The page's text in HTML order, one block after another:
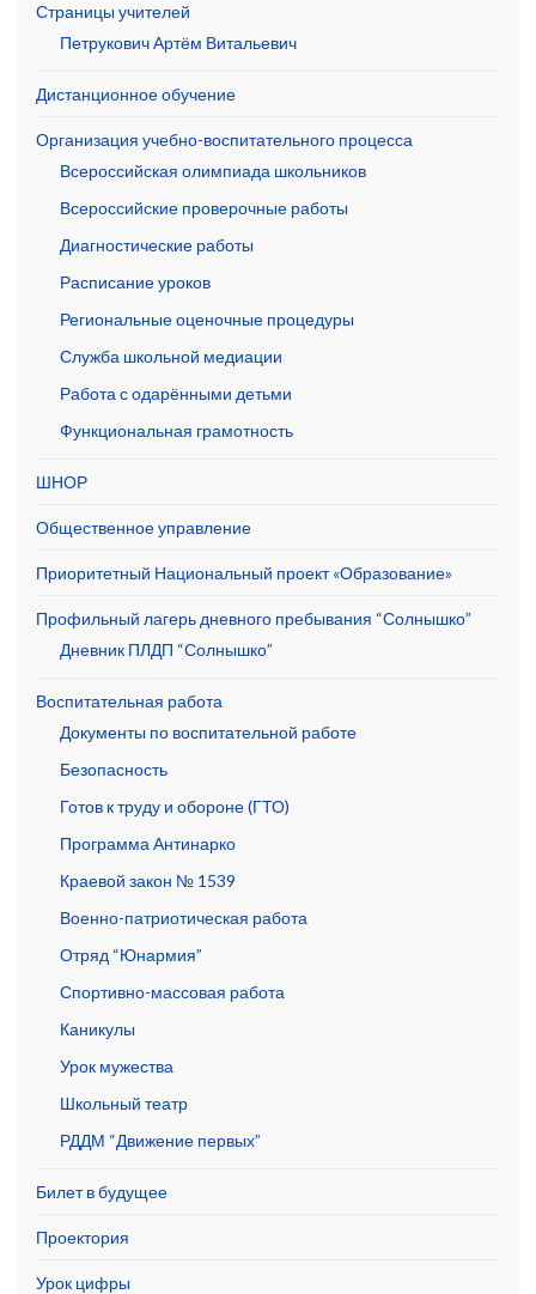
Страницы учителей
Петрукович Артём Витальевич
Дистанционное обучение
Организация учебно-воспитательного процесса
Всероссийская олимпиада школьников
Всероссийские проверочные работы
Диагностические работы
Расписание уроков
Региональные оценочные процедуры
Служба школьной медиации
Работа с одарёнными детьми
Функциональная грамотность
ШНОР
Общественное управление
Приоритетный Национальный проект «Образование»
Профильный лагерь дневного пребывания “Солнышко”
Дневник ПЛДП “Солнышко”
Воспитательная работа
Документы по воспитательной работе
Безопасность
Готов к труду и обороне (ГТО)
Программа Антинарко
Краевой закон № 1539
Военно-патриотическая работа
Отряд “Юнармия”
Спортивно-массовая работа
Каникулы
Урок мужества
Школьный театр
РДДМ “Движение первых”
Билет в будущее
Проектория
Урок цифры